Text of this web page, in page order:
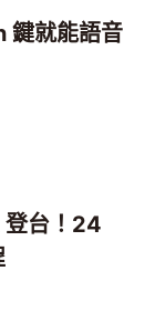
鍵就能語音
台！24